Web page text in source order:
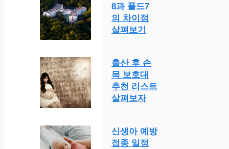
8과 폴드7
의 차이점
살펴보기
출산 후 손
목 보호대
추천 리스트
살펴보자
신생아 예방
접종 일정